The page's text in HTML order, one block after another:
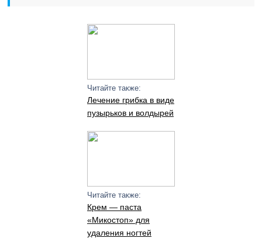
Читайте также:
Лечение грибка в виде
пузырьков и волдырей
Читайте также:
Крем — паста
«Микостоп» для
удаления ногтей